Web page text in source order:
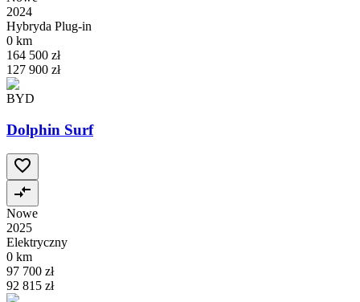
2024
Hybryda Plug-in
0 km
164 500 zł
127 900 zł
BYD
Dolphin Surf
Nowe
2025
Elektryczny
0 km
97 700 zł
92 815 zł